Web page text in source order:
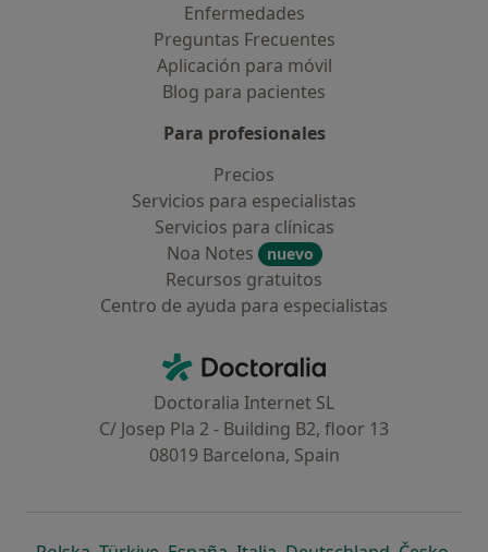
Enfermedades
Preguntas Frecuentes
Aplicación para móvil
Blog para pacientes
Para profesionales
Precios
Servicios para especialistas
Servicios para clínicas
Noa Notes
nuevo
Recursos gratuitos
Centro de ayuda para especialistas
Doctoralia - Página de inicio
Doctoralia Internet SL
C/ Josep Pla 2 - Building B2, floor 13
08019 Barcelona, Spain